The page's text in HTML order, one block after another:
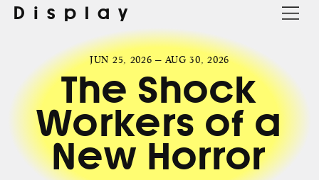
Display
JUN 25, 2026 — AUG 30, 2026
The Shock
Workers of a
New Horror